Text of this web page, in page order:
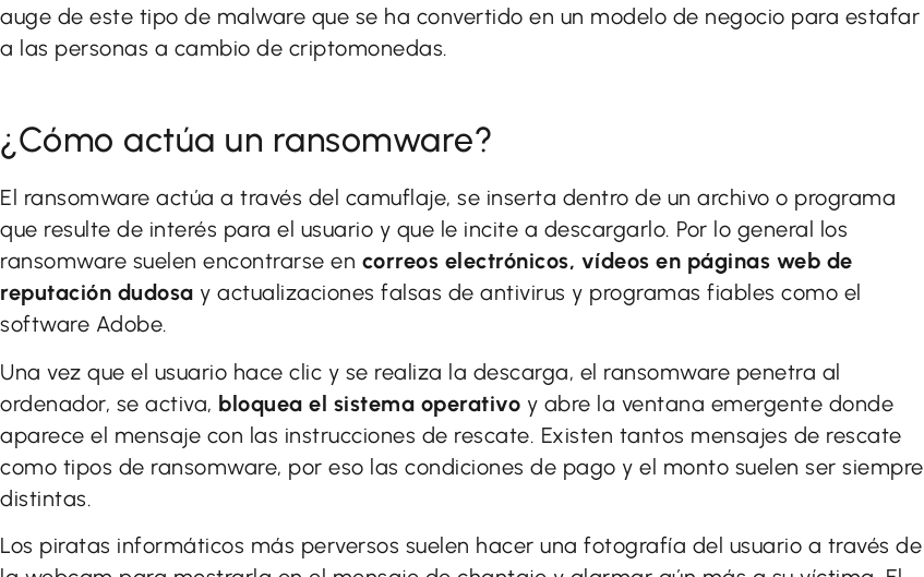
auge de este tipo de malware que se ha convertido en un modelo de negocio para estafar
a las personas a cambio de criptomonedas.
¿Cómo actúa un ransomware?
El ransomware actúa a través del camuflaje, se inserta dentro de un archivo o programa
que resulte de interés para el usuario y que le incite a descargarlo. Por lo general los
ransomware suelen encontrarse en correos electrónicos, vídeos en páginas web de
reputación dudosa y actualizaciones falsas de antivirus y programas fiables como el
software Adobe.
Una vez que el usuario hace clic y se realiza la descarga, el ransomware penetra al
ordenador, se activa, bloquea el sistema operativo y abre la ventana emergente donde
aparece el mensaje con las instrucciones de rescate. Existen tantos mensajes de rescate
como tipos de ransomware, por eso las condiciones de pago y el monto suelen ser siempre
distintas.
Los piratas informáticos más perversos suelen hacer una fotografía del usuario a través de